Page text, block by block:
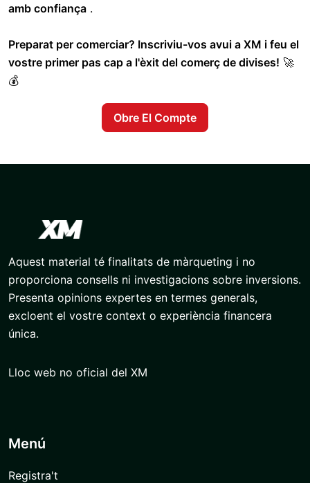
amb confiança .
Preparat per comerciar? Inscriviu-vos avui a XM i feu el
vostre primer pas cap a l'èxit del comerç de divises! 🚀
💰
Obre El Compte
Aquest material té finalitats de màrqueting i no
proporciona consells ni investigacions sobre inversions.
Presenta opinions expertes en termes generals,
excloent el vostre context o experiència financera
única.
Lloc web no oficial del XM
Menú
Registra't